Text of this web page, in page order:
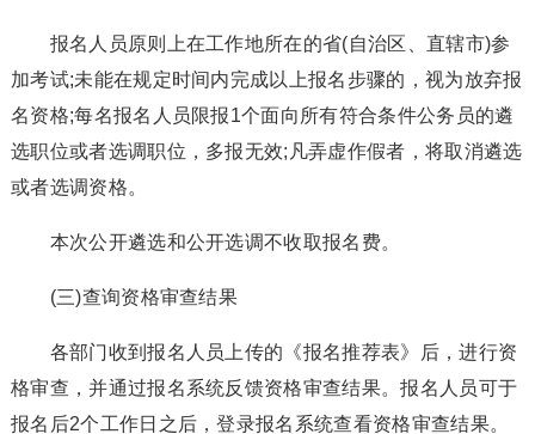
报名人员原则上在工作地所在的省(自治区、直辖市)参
加考试;未能在规定时间内完成以上报名步骤的，视为放弃报
名资格;每名报名人员限报1个面向所有符合条件公务员的遴
选职位或者选调职位，多报无效;凡弄虚作假者，将取消遴选
或者选调资格。
本次公开遴选和公开选调不收取报名费。
(三)查询资格审查结果
各部门收到报名人员上传的《报名推荐表》后，进行资
格审查，并通过报名系统反馈资格审查结果。报名人员可于
报名后2个工作日之后，登录报名系统查看资格审查结果。